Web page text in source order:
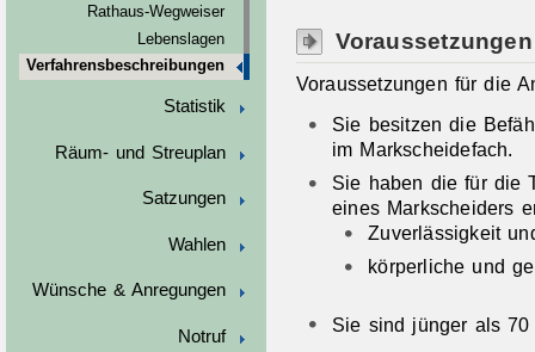
Rathaus-Wegweiser
Lebenslagen
Verfahrensbeschreibungen
Statistik
Räum- und Streuplan
Satzungen
Wahlen
Wünsche & Anregungen
Notruf
Voraussetzungen
Voraussetzungen für die
Sie besitzen die
im Markscheidefach.
Sie haben die für die
eines Markscheiders
Zuverlässigkeit
körperliche und
Sie sind jünger als 70